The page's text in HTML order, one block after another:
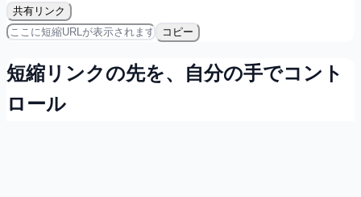
共有リンク
コピー
短縮リンクの先を、自分の手でコント
ロール